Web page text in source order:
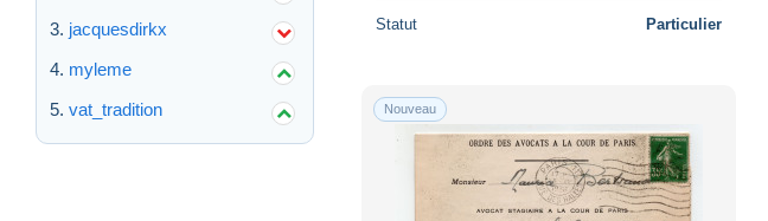
jacquesdirkx
myleme
vat_tradition
Statut Particulier
Nouveau